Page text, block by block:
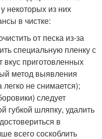
некоторых из них
в чистке:
от песка из-за
специальную пленку с
приготовленных
метод выявления
не снимается);
следует
губкой шляпку, удалить
в
всего соскоблить